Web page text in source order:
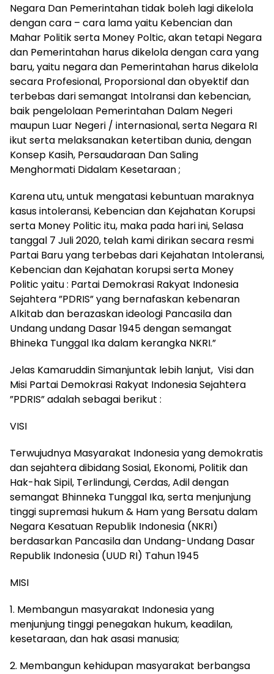
Negara Dan Pemerintahan tidak boleh lagi dikelola
dengan cara – cara lama yaitu Kebencian dan
Mahar Politik serta Money Poltic, akan tetapi Negara
dan Pemerintahan harus dikelola dengan cara yang
baru, yaitu negara dan Pemerintahan harus dikelola
secara Profesional, Proporsional dan obyektif dan
terbebas dari semangat Intolransi dan kebencian,
baik pengelolaan Pemerintahan Dalam Negeri
maupun Luar Negeri / internasional, serta Negara RI
ikut serta melaksanakan ketertiban dunia, dengan
Konsep Kasih, Persaudaraan Dan Saling
Menghormati Didalam Kesetaraan ;
Karena utu, untuk mengatasi kebuntuan maraknya
kasus intoleransi, Kebencian dan Kejahatan Korupsi
serta Money Politic itu, maka pada hari ini, Selasa
tanggal 7 Juli 2020, telah kami dirikan secara resmi
Partai Baru yang terbebas dari Kejahatan Intoleransi,
Kebencian dan Kejahatan korupsi serta Money
Politic yaitu : Partai Demokrasi Rakyat Indonesia
Sejahtera ”PDRIS” yang bernafaskan kebenaran
Alkitab dan berazaskan ideologi Pancasila dan
Undang undang Dasar 1945 dengan semangat
Bhineka Tunggal Ika dalam kerangka NKRI.”
Jelas Kamaruddin Simanjuntak lebih lanjut, Visi dan
Misi Partai Demokrasi Rakyat Indonesia Sejahtera
”PDRIS” adalah sebagai berikut :
VISI
Terwujudnya Masyarakat Indonesia yang demokratis
dan sejahtera dibidang Sosial, Ekonomi, Politik dan
Hak-hak Sipil, Terlindungi, Cerdas, Adil dengan
semangat Bhinneka Tunggal Ika, serta menjunjung
tinggi supremasi hukum & Ham yang Bersatu dalam
Negara Kesatuan Republik Indonesia (NKRI)
berdasarkan Pancasila dan Undang-Undang Dasar
Republik Indonesia (UUD RI) Tahun 1945
MISI
1. Membangun masyarakat Indonesia yang
menjunjung tinggi penegakan hukum, keadilan,
kesetaraan, dan hak asasi manusia;
2. Membangun kehidupan masyarakat berbangsa